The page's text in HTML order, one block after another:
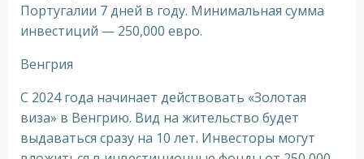
Португалии 7 дней в году. Минимальная сумма
инвестиций — 250,000 евро.
Венгрия
С 2024 года начинает действовать «Золотая
виза» в Венгрию. Вид на жительство будет
выдаваться сразу на 10 лет. Инвесторы могут